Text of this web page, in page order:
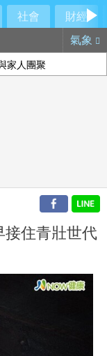
社會
財經
氣象
家人團聚
接住青壯世代